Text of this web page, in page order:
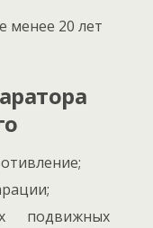
менее 20 лет
подвижных